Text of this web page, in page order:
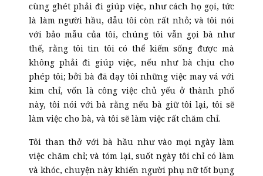
cùng ghét phải đi giúp việc, như cách họ gọi, tức
là làm người hầu, dẫu tôi còn rất nhỏ; và tôi nói
với bảo mẫu của tôi, chúng tôi vẫn gọi bà như
thế, rằng tôi tin tôi có thể kiếm sống được mà
không phải đi giúp việc, nếu như bà chịu cho
phép tôi; bởi bà đã dạy tôi những việc may vá với
kim chỉ, vốn là công việc chủ yếu ở thành phố
này, tôi nói với bà rằng nếu bà giữ tôi lại, tôi sẽ
làm việc cho bà, và tôi sẽ làm việc rất chăm chỉ.
Tôi than thở với bà hầu như vào mọi ngày làm
việc chăm chỉ; và tóm lại, suốt ngày tôi chỉ có làm
và khóc, chuyện này khiến người phụ nữ tốt bụng